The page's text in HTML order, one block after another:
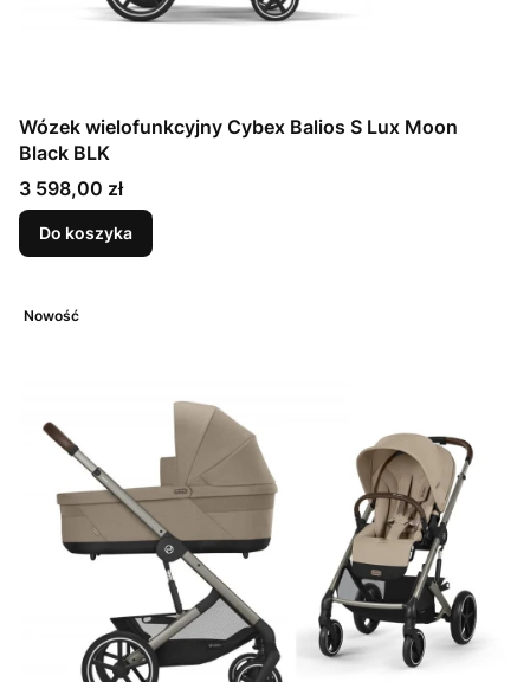
Wózek wielofunkcyjny Cybex Balios S Lux Moon
Black BLK
Cena
3 598,00 zł
Do koszyka
Nowość